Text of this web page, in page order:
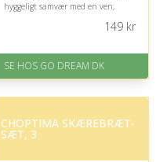
hyggeligt samvær med en ven,
kærkomment afbræk fra kontorets
På lager
Levering: E-gavekort kan leveres
inden for 1 time
149kr
SE HOS GO DREAM DK
CHOPTIMA SKÆREBRÆT-
SÆT, 3